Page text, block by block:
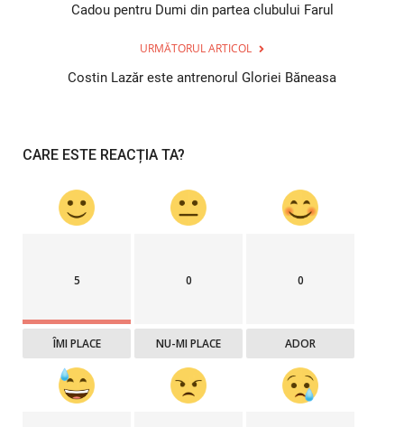
Cadou pentru Dumi din partea clubului Farul
URMĂTORUL ARTICOL
Costin Lazăr este antrenorul Gloriei Băneasa
CARE ESTE REACȚIA TA?
5
ÎMI PLACE
0
NU-MI PLACE
0
ADOR